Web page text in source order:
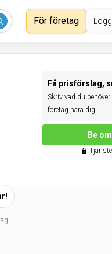
För företag
Få prisförslag,
Skriv vad du
företag nära dig.
Be